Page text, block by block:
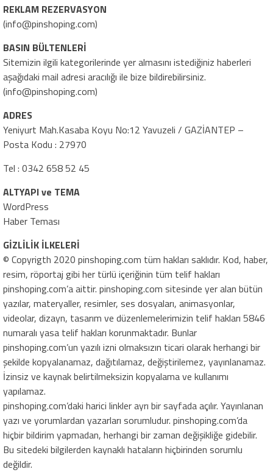
REKLAM REZERVASYON
(info@pinshoping.com)
BASIN BÜLTENLERİ
Sitemizin ilgili kategorilerinde yer almasını istediğiniz haberleri
aşağıdaki mail adresi aracılığı ile bize bildirebilirsiniz.
(info@pinshoping.com)
ADRES
Yeniyurt Mah.Kasaba Koyu No:12 Yavuzeli / GAZİANTEP –
Posta Kodu : 27970
Tel : 0342 658 52 45
ALTYAPI ve TEMA
WordPress
Haber Teması
GİZLİLİK İLKELERİ
© Copyrigth 2020 pinshoping.com tüm hakları saklıdır. Kod, haber,
resim, röportaj gibi her türlü içeriğinin tüm telif hakları
pinshoping.com’a aittir. pinshoping.com sitesinde yer alan bütün
yazılar, materyaller, resimler, ses dosyaları, animasyonlar,
videolar, dizayn, tasarım ve düzenlemelerimizin telif hakları 5846
numaralı yasa telif hakları korunmaktadır. Bunlar
pinshoping.com’un yazılı izni olmaksızın ticari olarak herhangi bir
şekilde kopyalanamaz, dağıtılamaz, değiştirilemez, yayınlanamaz.
İzinsiz ve kaynak belirtilmeksizin kopyalama ve kullanımı
yapılamaz.
pinshoping.com’daki harici linkler ayrı bir sayfada açılır. Yayınlanan
yazı ve yorumlardan yazarları sorumludur. pinshoping.com’da
hiçbir bildirim yapmadan, herhangi bir zaman değişikliğe gidebilir.
Bu sitedeki bilgilerden kaynaklı hataların hiçbirinden sorumlu
değildir.